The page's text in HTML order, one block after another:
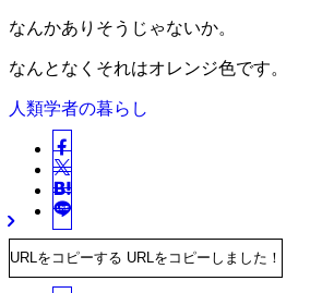
なんかありそうじゃないか。
なんとなくそれはオレンジ色です。
人類学者の暮らし
URLをコピーする URLをコピーしました！